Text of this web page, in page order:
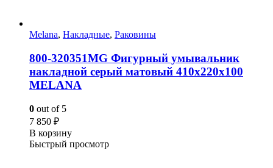
Melana, Накладные, Раковины
800-320351MG Фигурный умывальник
накладной серый матовый 410х220х100
MELANA
0 out of 5
7 850 ₽
В корзину
Быстрый просмотр